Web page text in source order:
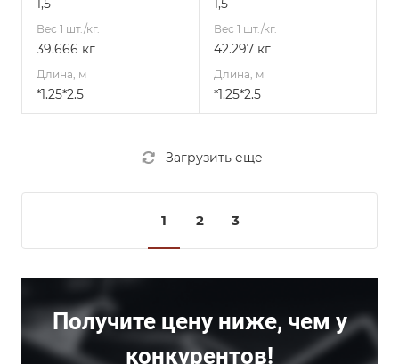
1,5
Вес 1 шт./кг.
39.666 кг
Длина, м
*1.25*2.5
1,5
Вес 1 шт./кг.
42.297 кг
Длина, м
*1.25*2.5
Загрузить еще
1 2 3
Получите цену ниже, чем у
конкурентов!